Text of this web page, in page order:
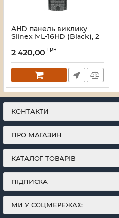
AHD панель виклику
Slinex ML-16HD (Black), 2
41×122×23 мм
Артикул:36668
2 420,00 грн
КОНТАКТИ
ПРО МАГАЗИН
КАТАЛОГ ТОВАРІВ
ПІДПИСКА
МИ У СОЦМЕРЕЖАХ: